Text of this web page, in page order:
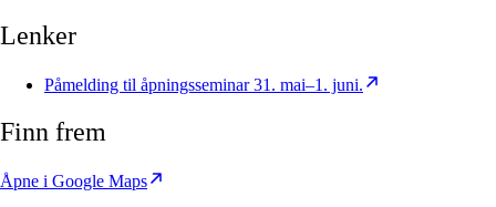
Lenker
Påmelding til åpningsseminar 31. mai–1. juni.
Finn frem
Åpne i Google Maps